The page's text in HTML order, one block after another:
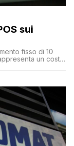
sui
fisso di 10
un costo